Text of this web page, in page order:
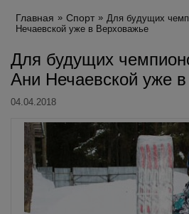
Главная Спорт
Для будущих
Нечаевской уже в Верховажье
Для будущих
Ани Нечаевской уже
04.04.2018